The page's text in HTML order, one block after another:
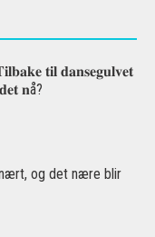
𝐭𝐢𝐥 𝐝𝐚𝐧𝐬𝐞𝐠𝐮𝐥𝐯𝐞𝐭
𝐧å?
og det nære blir